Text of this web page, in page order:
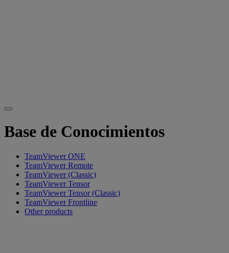
Base de Conocimientos
TeamViewer ONE
TeamViewer Remote
TeamViewer (Classic)
TeamViewer Tensor
TeamViewer Tensor (Classic)
TeamViewer Frontline
Other products